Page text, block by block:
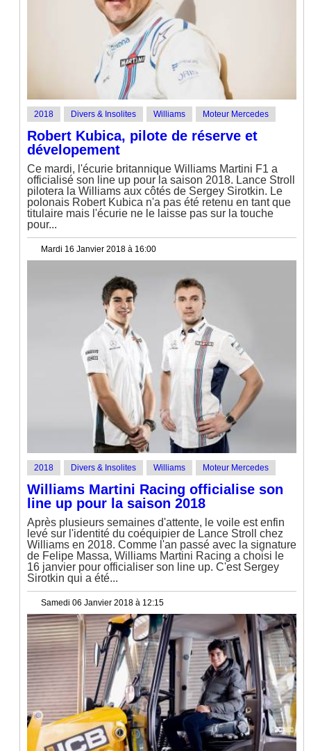
2018 Divers & Insolites Williams Moteur Mercedes
Robert Kubica, pilote de réserve et
dévelopement
Ce mardi, l'écurie britannique Williams Martini F1 a
officialisé son line up pour la saison 2018. Lance Stroll
pilotera la Williams aux côtés de Sergey Sirotkin. Le
polonais Robert Kubica n'a pas été retenu en tant que
titulaire mais l'écurie ne le laisse pas sur la touche
pour...
Mardi 16 Janvier 2018 à 16:00
2018 Divers & Insolites Williams Moteur Mercedes
Williams Martini Racing officialise son
line up pour la saison 2018
Après plusieurs semaines d'attente, le voile est enfin
levé sur l'identité du coéquipier de Lance Stroll chez
Williams en 2018. Comme l'an passé avec la signature
de Felipe Massa, Williams Martini Racing a choisi le
16 janvier pour officialiser son line up. C'est Sergey
Sirotkin qui a été...
Samedi 06 Janvier 2018 à 12:15